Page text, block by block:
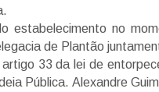
estabelecimento no
de Plantão
33 da lei de
Pública. Alexandre